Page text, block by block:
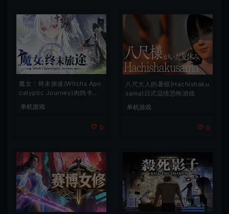
魔女：终末旅途(Witchs Apo
calyptic Journey)肉鸽卡牌
策略游戏
单机游戏
0
八尺大人的暑假(Hachishaku
sama)日式温情恐怖游戏
单机游戏
0